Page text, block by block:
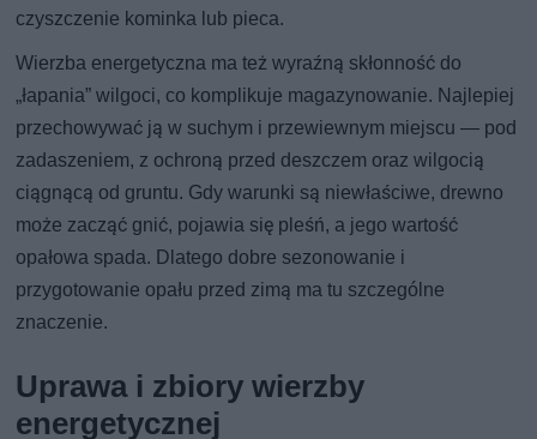
czyszczenie kominka lub pieca.
Wierzba energetyczna ma też wyraźną skłonność do
„łapania” wilgoci, co komplikuje magazynowanie. Najlepiej
przechowywać ją w suchym i przewiewnym miejscu — pod
zadaszeniem, z ochroną przed deszczem oraz wilgocią
ciągnącą od gruntu. Gdy warunki są niewłaściwe, drewno
może zacząć gnić, pojawia się pleśń, a jego wartość
opałowa spada. Dlatego dobre sezonowanie i
przygotowanie opału przed zimą ma tu szczególne
znaczenie.
Uprawa i zbiory wierzby
energetycznej